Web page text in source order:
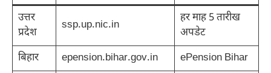
उत्तर
प्रदेश
ssp.up.nic.in
हर माह 5 तारीख
अपडेट
बिहार
epension.bihar.gov.in
ePension Bihar